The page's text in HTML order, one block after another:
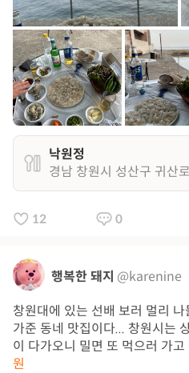
낙원정
경남 창원시 성산구 귀산
12 0
행복한 돼지 @karenine
창원대에 있는 선배 보러 멀리
가준 동네 맛집이다... 창원시는
이 다가오니 밀면 또 먹으러 가
원